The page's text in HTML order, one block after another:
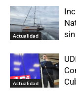
Actualidad
Actualidad